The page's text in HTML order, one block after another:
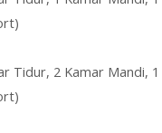
Tidur, 2 Kamar Mandi,